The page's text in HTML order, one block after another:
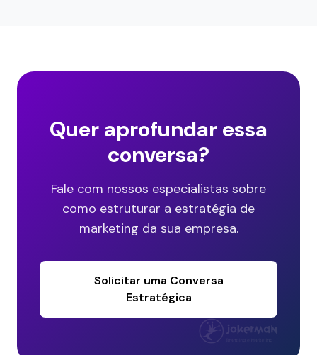
Quer aprofundar essa
conversa?
Fale com nossos especialistas sobre
como estruturar a estratégia de
marketing da sua empresa.
Solicitar uma Conversa
Estratégica